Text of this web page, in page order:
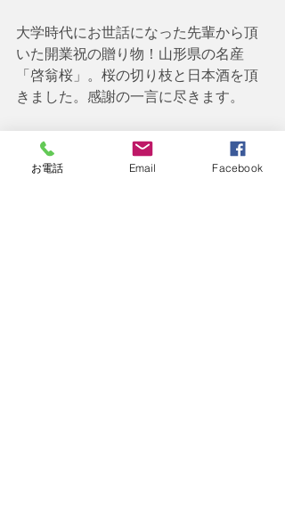
大学時代にお世話になった先輩から頂
いた開業祝の贈り物！山形県の名産
「啓翁桜」。桜の切り枝と日本酒を頂
きました。感謝の一言に尽きます。
お電話 Email Facebook